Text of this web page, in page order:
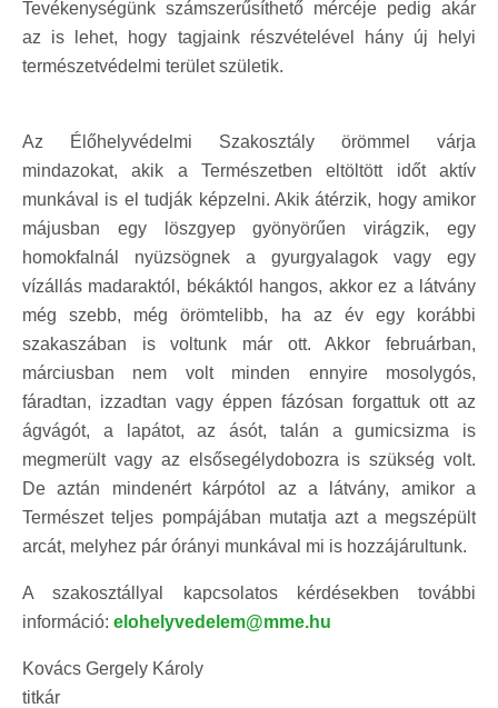
Tevékenységünk számszerűsíthető mércéje pedig akár
az is lehet, hogy tagjaink részvételével hány új helyi
természetvédelmi terület születik.
Az Élőhelyvédelmi Szakosztály örömmel várja
mindazokat, akik a Természetben eltöltött időt aktív
munkával is el tudják képzelni. Akik átérzik, hogy amikor
májusban egy löszgyep gyönyörűen virágzik, egy
homokfalnál nyüzsögnek a gyurgyalagok vagy egy
vízállás madaraktól, békáktól hangos, akkor ez a látvány
még szebb, még örömtelibb, ha az év egy korábbi
szakaszában is voltunk már ott. Akkor februárban,
márciusban nem volt minden ennyire mosolygós,
fáradtan, izzadtan vagy éppen fázósan forgattuk ott az
ágvágót, a lapátot, az ásót, talán a gumicsizma is
megmerült vagy az elsősegélydobozra is szükség volt.
De aztán mindenért kárpótol az a látvány, amikor a
Természet teljes pompájában mutatja azt a megszépült
arcát, melyhez pár órányi munkával mi is hozzájárultunk.
A szakosztállyal kapcsolatos kérdésekben további
információ: elohelyvedelem@mme.hu
Kovács Gergely Károly
titkár